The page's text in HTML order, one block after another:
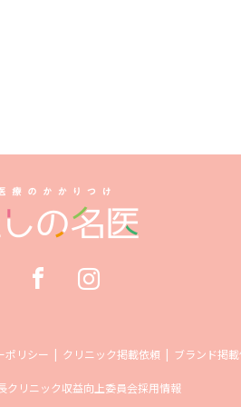
ポリシー クリニック掲載依頼 ブランド掲
クリニック収益向上委員会採用情報